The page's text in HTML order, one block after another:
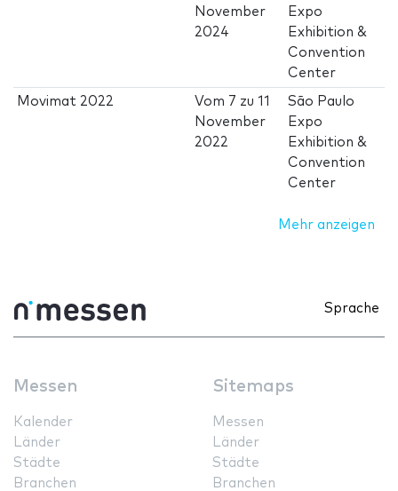
November
2024
Expo
Exhibition &
Convention
Center
Movimat 2022 Vom 7 zu11
November
2022
São Paulo
Expo
Exhibition &
Convention
Center
Mehr anzeigen
Sprache
Messen
Kalender
Länder
Städte
Branchen
Sitemaps
Messen
Länder
Städte
Branchen